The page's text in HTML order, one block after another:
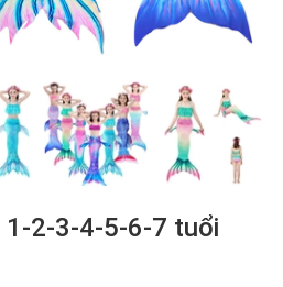
1-2-3-4-5-6-7 tuổi